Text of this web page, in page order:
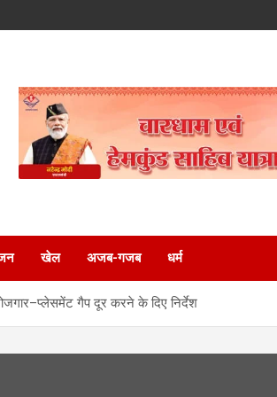
खेल अजब-गजब धर्म
गैप दूर करने के दिए निर्देश